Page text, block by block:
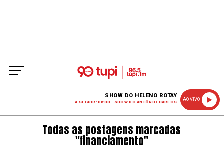
SHOW DO HELENO ROTAY
A SEGUIR: 06:00 - SHOW DO ANTÔNIO CARLOS
AO VIVO
Todas as postagens marcadas
"financiamento"